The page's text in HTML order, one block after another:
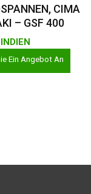
CIMA
– GSF 400
INDIEN
Ein Angebot An